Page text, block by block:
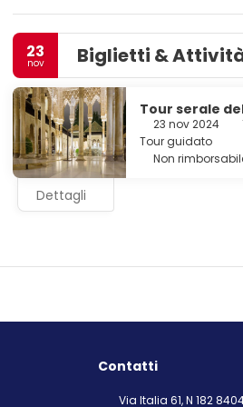
23
nov Biglietti &
Tour serale
23 nov 2024
Tour guidato
Non
Dettagli
Contatti
Via Italia 61, N 182